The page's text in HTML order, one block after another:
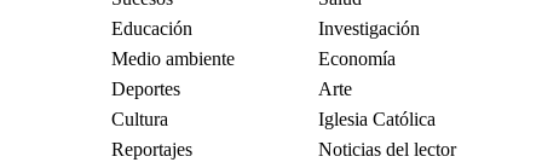
Educación
Investigación
Medio ambiente
Economía
Deportes
Arte
Cultura
Iglesia Católica
Reportajes
Noticias del lector